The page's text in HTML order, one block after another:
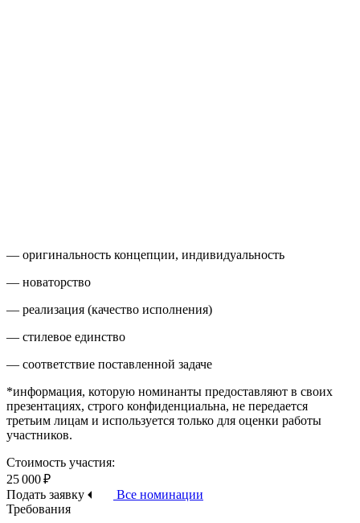
— оригинальность концепции, индивидуальность
— новаторство
— реализация (качество исполнения)
— стилевое единство
— соответствие поставленной задаче
*информация, которую номинанты предоставляют в своих
презентациях, строго конфиденциальна, не передается
третьим лицам и используется только для оценки работы
участников.
Стоимость участия:
25 000 ₽
Подать заявку
Все номинации
Требования